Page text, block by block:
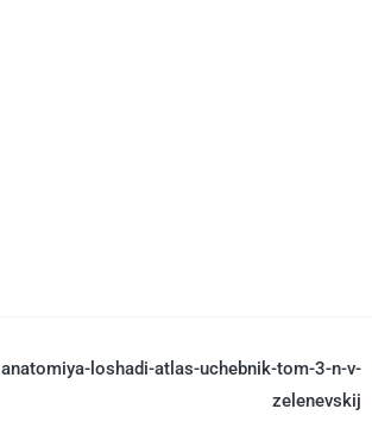
anatomiya-loshadi-atlas-uchebnik-tom-3-n-v-
zelenevskij